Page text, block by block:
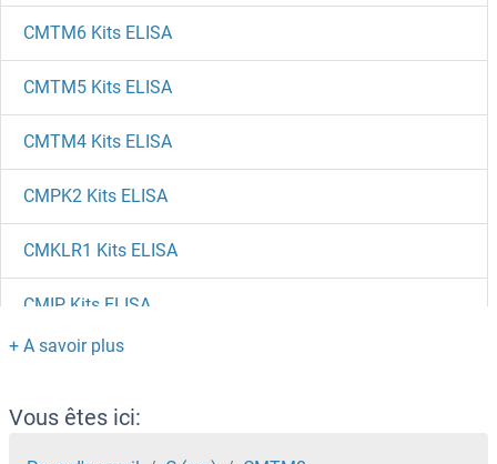
CMTM6 Kits ELISA
CMTM5 Kits ELISA
CMTM4 Kits ELISA
CMPK2 Kits ELISA
CMKLR1 Kits ELISA
CMIP Kits ELISA
CMAS Kits ELISA
CMA1 Kits ELISA
Vous êtes ici: